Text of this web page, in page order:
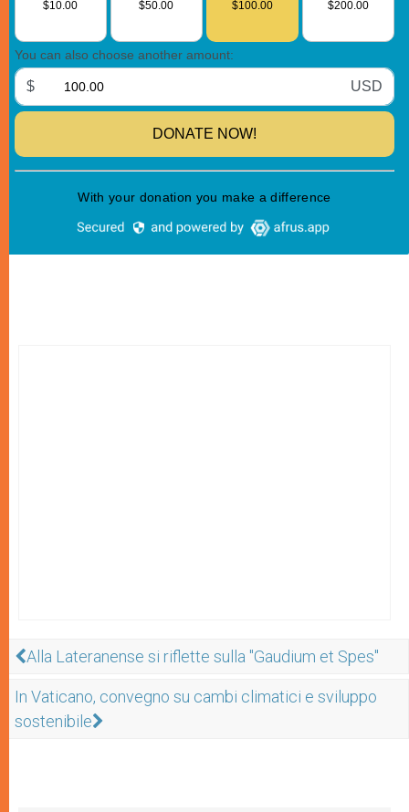
Alla Lateranense si riflette sulla "Gaudium et Spes"
In Vaticano, convegno su cambi climatici e sviluppo
sostenibile